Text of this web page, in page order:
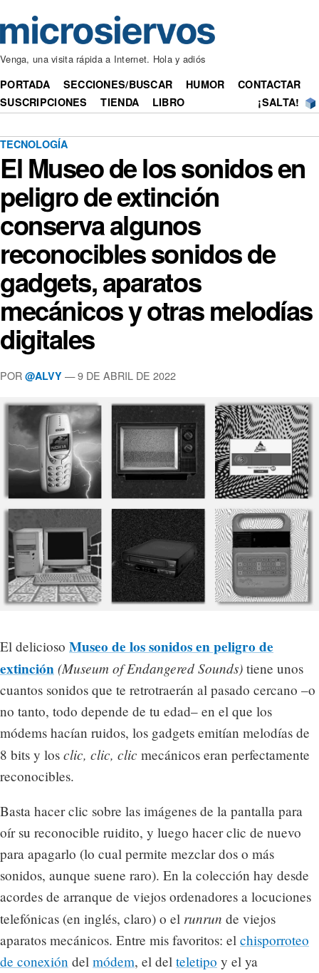
Venga, una visita rápida a Internet. Hola y adiós
PORTADA SECCIONES/BUSCAR HUMOR
CONTACTAR
SUSCRIPCIONES
TIENDA LIBRO ¡SALTA!
TECNOLOGÍA
El Museo de los sonidos en
peligro de extinción
conserva algunos
reconocibles sonidos de
gadgets, aparatos
mecánicos y otras melodías
digitales
POR @ALVY — 9 DE ABRIL DE 2022
El delicioso Museo de los sonidos en peligro de
extinción(Museum of Endangered Sounds) tiene unos
cuantos sonidos que te retrotraerán al pasado cercano –o
no tanto, todo depende de tu edad– en el que los
módems hacían ruidos, los gadgets emitían melodías de
8 bits y los clic, clic, clic mecánicos eran perfectamente
reconocibles.
Basta hacer clic sobre las imágenes de la pantalla para
oír su reconocible ruidito, y luego hacer clic de nuevo
para apagarlo (lo cual permite mezclar dos o más
sonidos, aunque suene raro). En la colección hay desde
acordes de arranque de viejos ordenadores a locuciones
telefónicas (en inglés, claro) o el runrun de viejos
aparatos mecánicos. Entre mis favoritos: el chisporroteo
de conexión del módem, el del teletipo y el ya